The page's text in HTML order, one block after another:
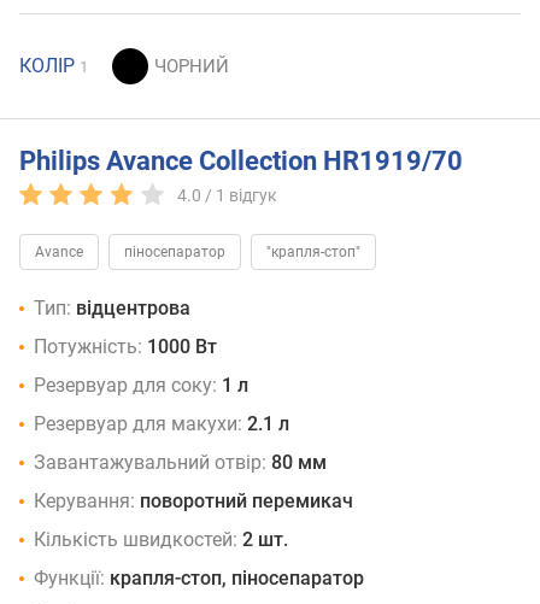
КОЛІР 1
Philips Avance Collection HR1919/70
4.0 / 1 відгук
Avance піносепаратор "крапля-стоп"
Тип: відцентрова
Потужність: 1000 Вт
Резервуар для соку: 1 л
Резервуар для макухи: 2.1 л
Завантажувальний отвір: 80 мм
Керування: поворотний перемикач
Кількість швидкостей: 2 шт.
Функції: крапля-стоп, піносепаратор